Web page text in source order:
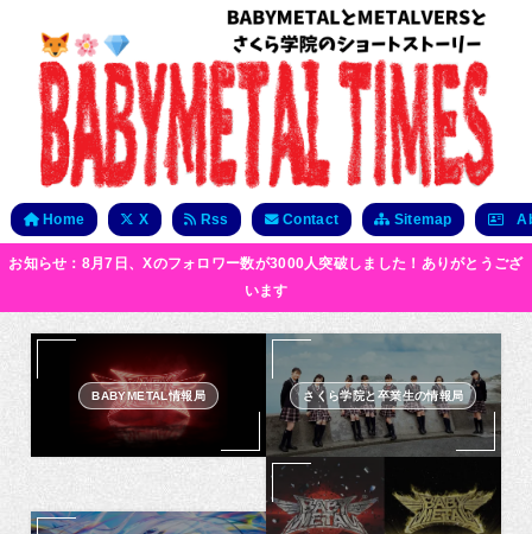
Home X Rss Contact Sitemap
お知らせ：8月7日、Xのフォロワー数が3000人突破しました！ありがとうござ
います
BABYMETAL情報局 さくら学院と卒業生の情報局